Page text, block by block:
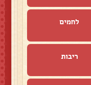
לחמים
ריבות